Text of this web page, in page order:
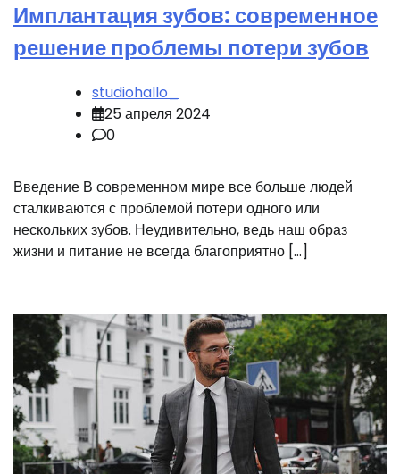
Имплантация зубов: современное
решение проблемы потери зубов
studiohallo_
25 апреля 2024
0
Введение В современном мире все больше людей
сталкиваются с проблемой потери одного или
нескольких зубов. Неудивительно, ведь наш образ
жизни и питание не всегда благоприятно […]